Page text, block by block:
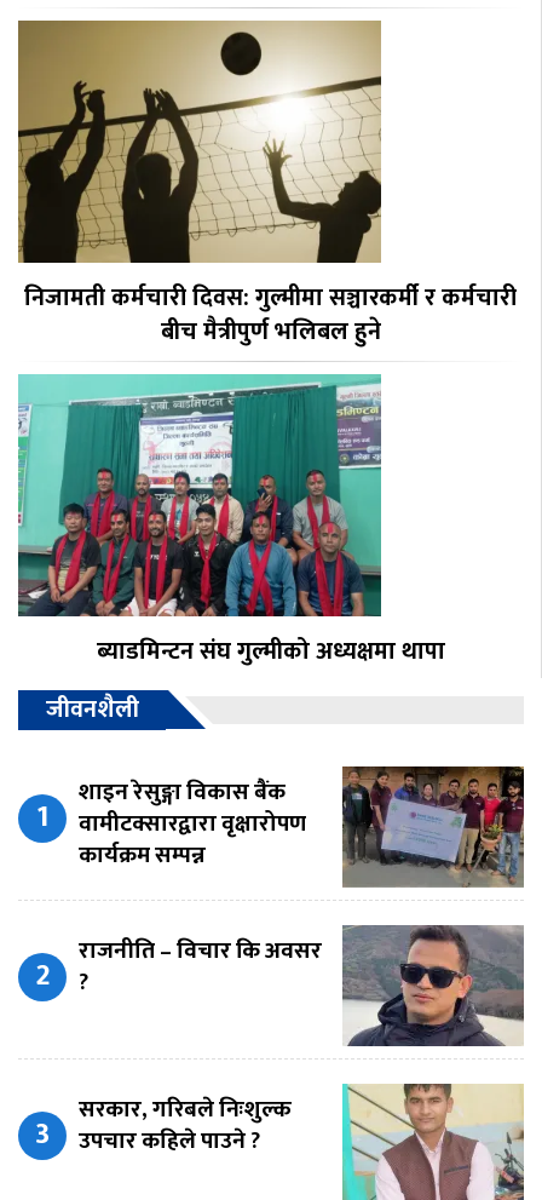
निजामती कर्मचारी दिवस: गुल्मीमा सञ्चारकर्मी र कर्मचारी
बीच मैत्रीपुर्ण भलिबल हुने
ब्याडमिन्टन संघ गुल्मीको अध्यक्षमा थापा
जीवनशैली
शाइन रेसुङ्गा विकास बैंक
वामीटक्सारद्वारा वृक्षारोपण
कार्यक्रम सम्पन्न
राजनीति – विचार कि अवसर
?
सरकार, गरिबले निःशुल्क
उपचार कहिले पाउने ?